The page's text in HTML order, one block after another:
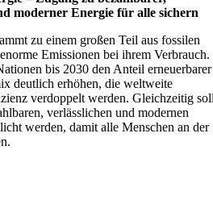
moderner Energie für alle sichern
zu einem großen Teil aus fossilen
Emissionen bei ihrem Verbrauch.
bis 2030 den Anteil erneuerbarer
deutlich erhöhen, die weltweite
verdoppelt werden. Gleichzeitig
verlässlichen und modernen
werden, damit alle Menschen an der